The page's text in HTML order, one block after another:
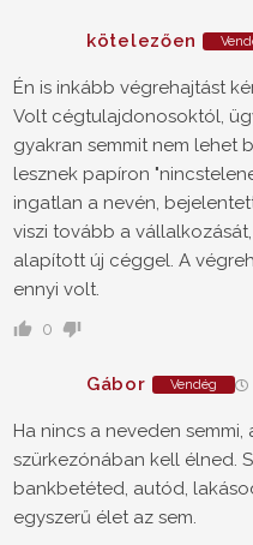
kötelezően
Én is inkább végrehajtást
Volt cégtulajdonosoktól,
gyakran semmit nem lehet
lesznek papíron
ingatlan a nevén,
viszi tovább a
alapított új céggel. A
ennyi volt.
0
Gábor Vendég
Ha nincs a neveden
szürkezónában kell élned.
bankbetéted, autód,
egyszerű élet az sem.